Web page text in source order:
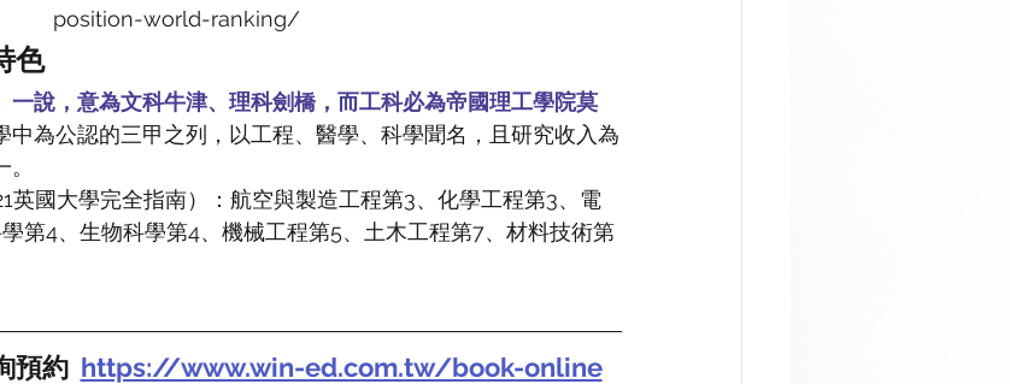
position-world-ranking/
色
一說，意為文科牛津、理科劍橋，而工科必為帝國理工學院莫
中為公認的三甲之列，以工程、醫學、科學聞名，且研究收入為
英國大學完全指南）：航空與製造工程第3、化學工程第3、電
第4、生物科學第4、機械工程第5、土木工程第7、材料技術第
預約 https://www.win-ed.com.tw/book-online